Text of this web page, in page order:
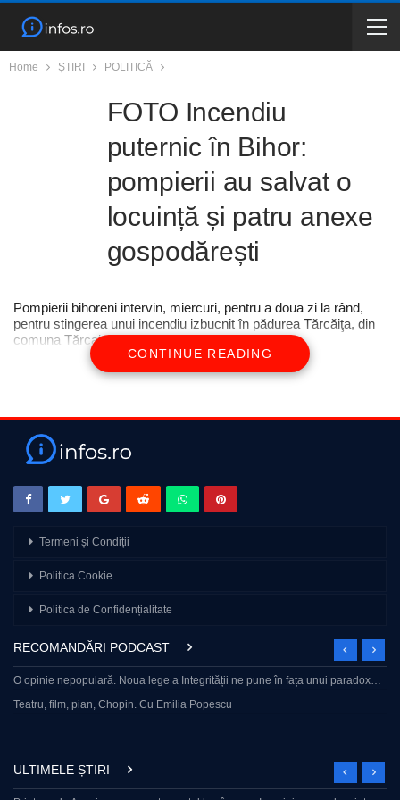
Home ȘTIRI POLITICĂ
FOTO Incendiu
puternic în Bihor:
pompierii au salvat o
locuință și patru anexe
gospodărești
Pompierii bihoreni intervin, miercuri, pentru a doua zi la rând,
pentru stingerea unui incendiu izbucnit în pădurea Tărcăiţa, din
comuna Tărcaia.
CONTINUE READING
Termeni și Condiții
Politica Cookie
Politica de Confidențialitate
RECOMANDĂRI PODCAST
O opinie nepopulară. Noua lege a Integrității ne pune în fața unui paradox…
Teatru, film, pian, Chopin. Cu Emilia Popescu
ULTIMELE ȘTIRI